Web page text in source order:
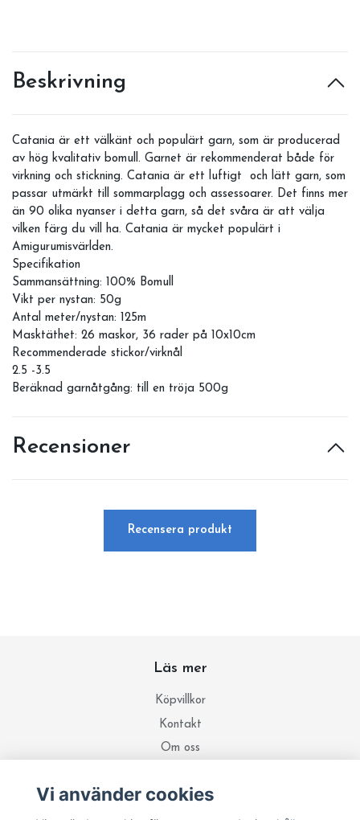
Beskrivning
Catania är ett välkänt och populärt garn, som är producerad
av hög kvalitativ bomull. Garnet är rekommenderat både för
virkning och stickning. Catania är ett luftigt och lätt garn, som
passar utmärkt till sommarplagg och assessoarer. Det finns mer
än 90 olika nyanser i detta garn, så det svåra är att välja
vilken färg du vill ha. Catania är mycket populärt i
Amigurumisvärlden.
Specifikation
Sammansättning: 100% Bomull
Vikt per nystan: 50g
Antal meter/nystan: 125m
Masktäthet: 26 maskor, 36 rader på 10x10cm
Recommenderade stickor/virknål
2.5 -3.5
Beräknad garnåtgång: till en tröja 500g
Recensioner
Recensera produkt
Läs mer
Köpvillkor
Kontakt
Om oss
Ricummi
Vi använder cookies